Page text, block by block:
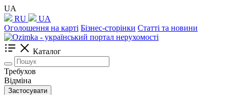
UA
RU
UA
Оголошення на карті Бізнес-сторінки Статті та новини
Каталог
Требухов
Відміна
Застосувати